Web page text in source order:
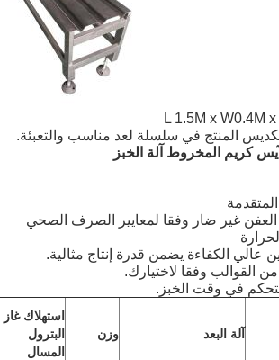
المنتج في سلسلة لعد مناسب والتعبئة.
كريم المخروط آلة الخبز
آلة البعد وزن
استهلاك غاز
البترول
المسال